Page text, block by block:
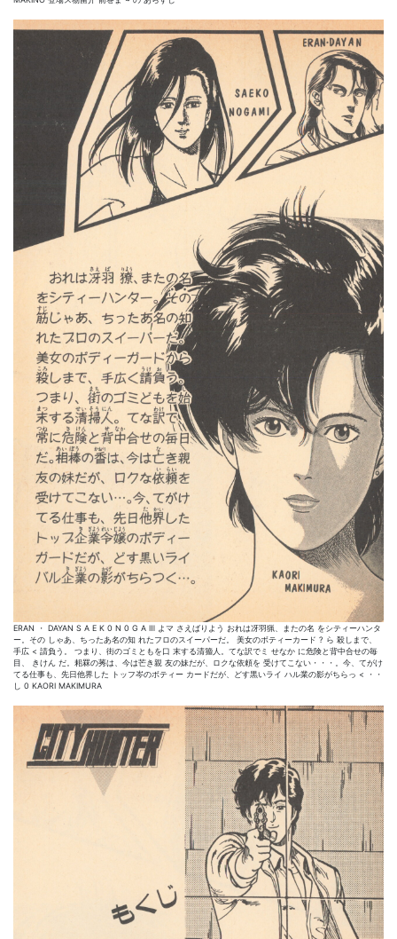
ERAN ・ DAYAN S A E K 0 N 0 G A Ⅲ よマ さえばりよう おれは冴羽猟、またの名 をシティーハンタ
ー。その しゃあ、ちったあ名の知 れたフロのスイーパーだ。 美女のボティーカード ? ら 殺しまで、
手広 < 請負う。 つまり、街のゴミともを口 末する清籀人。てな訳でミ せなか に危険と背中合せの毎
目、 きけん だ。耜罧の莠は、今は芒き親 友の妹だが、ロクな依頼を 受けてこない・・・。今、てがけ
てる仕事も、先日他界した トッフ岑のボティー カードだが、どす黒いライ ハル業の影がちらっ < ・・
し 0 KAORI MAKIMURA